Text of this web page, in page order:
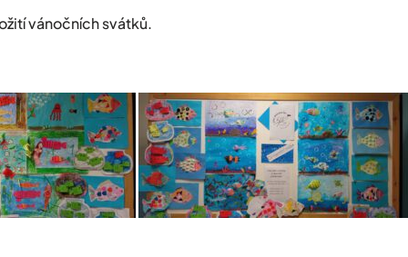
vánočních svátků.